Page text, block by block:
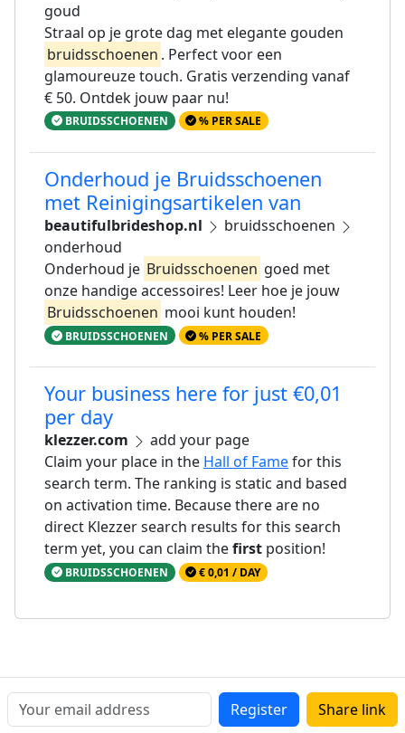
goud
Straal op je grote dag met elegante gouden
bruidsschoenen . Perfect voor een
glamoureuze touch. Gratis verzending vanaf
€ 50. Ontdek jouw paar nu!
BRUIDSSCHOENEN % PER SALE
Onderhoud je Bruidsschoenen
met Reinigingsartikelen van
beautifulbrideshop.nl
bruidsschoenen
onderhoud
Onderhoud je Bruidsschoenen goed met
onze handige accessoires! Leer hoe je jouw
Bruidsschoenen mooi kunt houden!
BRUIDSSCHOENEN % PER SALE
Your business here for just €0,01
per day
klezzer.com
add your page
Claim your place in the Hall of Famefor this
search term. The ranking is static and based
on activation time. Because there are no
direct Klezzer search results for this search
term yet, you can claim thefirst position!
BRUIDSSCHOENEN € 0,01 / DAY
Register Share link